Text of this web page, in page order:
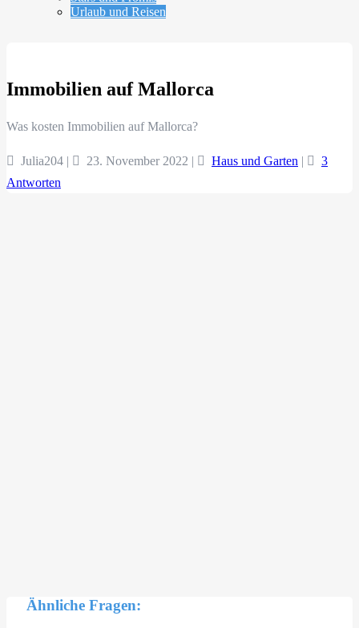
Urlaub und Reisen
Immobilien auf Mallorca
Was kosten Immobilien auf Mallorca?
Julia204 | 23. November 2022 | Haus und Garten |
3
Antworten
Ähnliche Fragen: